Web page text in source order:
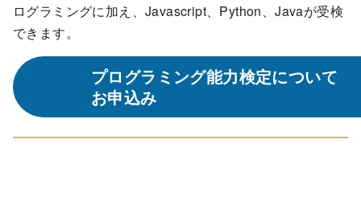
ログラミングに加え、Javascript、Python、Javaが受検
できます。
プログラミング能力検定について
お申込み